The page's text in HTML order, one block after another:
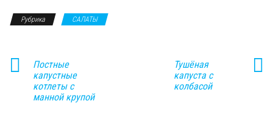
Рубрика САЛАТЫ
Постные
капустные
котлеты с
манной крупой
Тушёная
капуста с
колбасой